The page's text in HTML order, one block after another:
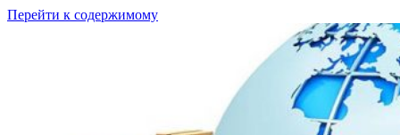
Перейти к содержимому